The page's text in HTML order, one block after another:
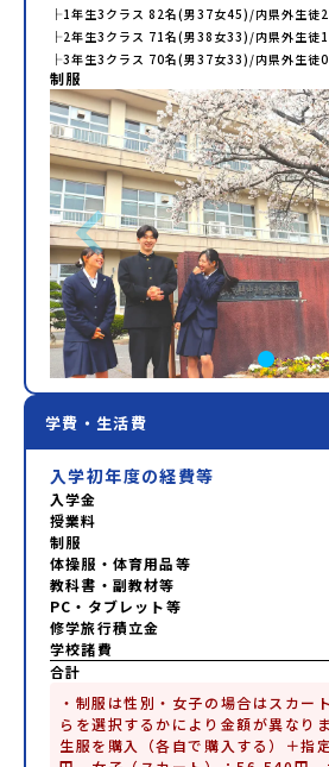
├1年生3 クラス 82名(男37女45)/内県外生徒2
├2年生3 クラス 71 名(男38 女33)/内県外生徒1
├3年生3 クラス 70名(男37女33)/内県外生徒0
制服
学費・生活費
入学初年度の経費等
入学金
授業料
制服
体操服・体育用品等
教科書・副教材等
PC・タブレット等
修学旅行積立金
学校諸費
合計
・制服は性別・女子の場合はスカー
らを選択するかにより金額が異なり
生服を購入（各自で購入する）＋指